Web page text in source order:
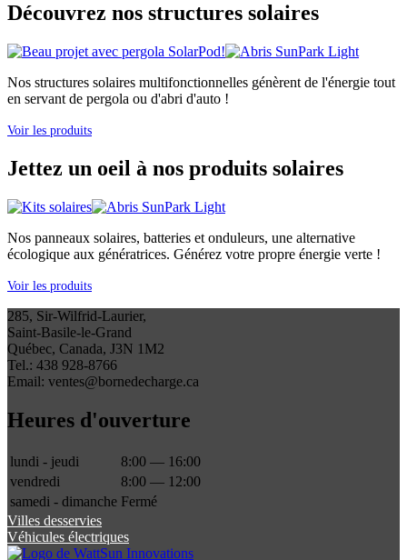
Découvrez nos structures solaires
Nos structures solaires multifonctionnelles génèrent de l'énergie tout
en servant de pergola ou d'abri d'auto !
Voir les produits
Jettez un oeil à nos produits solaires
Nos panneaux solaires, batteries et onduleurs, une alternative
écologique aux génératrices. Générez votre propre énergie verte !
Voir les produits
285, Sir-Wilfrid-Laurier,
Saint-Basile-le-Grand
Québec, Canada, J3N 1M2
Tel.: 438 928-8766
Email: ventes@bornedecharge.ca
Heures d'ouverture
lundi - jeudi
8:00 — 16:00
vendredi
8:00 — 12:00
samedi - dimanche Fermé
Villes desservies
Véhicules électriques